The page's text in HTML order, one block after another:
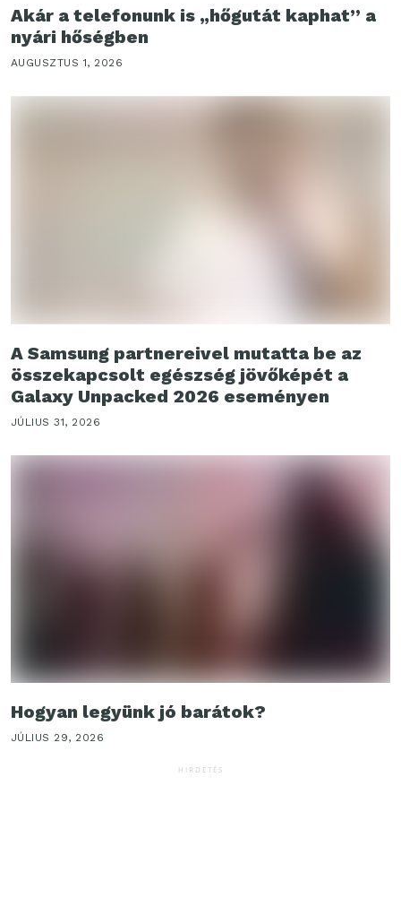
Akár a telefonunk is „hőgutát kaphat” a
nyári hőségben
AUGUSZTUS 1, 2026
A Samsung partnereivel mutatta be az
összekapcsolt egészség jövőképét a
Galaxy Unpacked 2026 eseményen
JÚLIUS 31, 2026
Hogyan legyünk jó barátok?
JÚLIUS 29, 2026
HIRDETÉS